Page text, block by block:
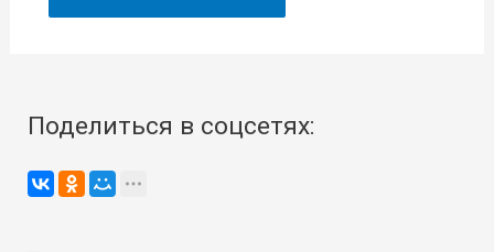
Поделиться в соцсетях: